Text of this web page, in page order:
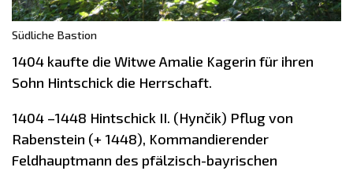
Südliche Bastion
1404 kaufte die Witwe Amalie Kagerin für ihren
Sohn Hintschick die Herrschaft.
1404 –1448 Hintschick II. (Hynčik) Pflug von
Rabenstein (+ 1448), Kommandierender
Feldhauptmann des pfälzisch-bayrischen